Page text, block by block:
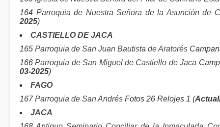
164 Parroquia de Nuestra Señora de la Asunción de
2025)
CASTIELLO DE JACA
165 Parroquia de San Juan Bautista de Aratorés
166Parroquia de San Miguel de Castiello de Jaca
03-2025)
FAGO
167Parroquia de San Andrés Fotos 26 Relojes 1 (
JACA